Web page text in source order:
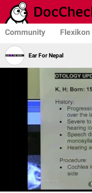
Community Flexikon
Ear For Nepal